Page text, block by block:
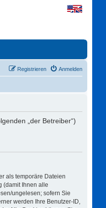
Anmelden
Registrieren
„der Betreiber“)
als temporäre Dateien
(damit Ihnen alle
ungelesen; sofern Sie
werden Ihre Benutzer-ID,